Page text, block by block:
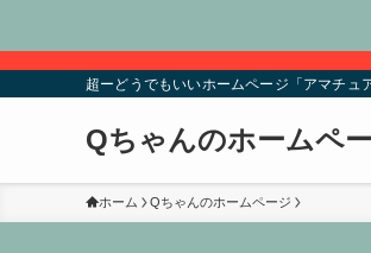
超ーどうでもいいホームページ「アマチュ
Qちゃんのホームペ
ホーム Qちゃんのホームページ